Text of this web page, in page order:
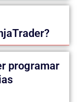
programar